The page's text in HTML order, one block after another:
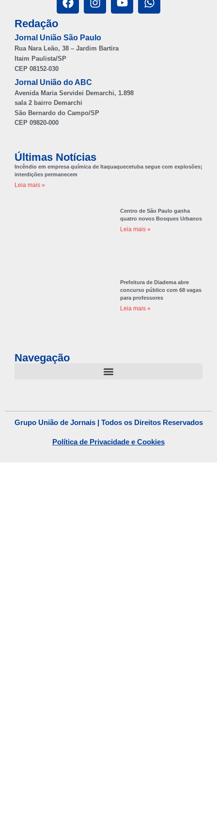
Redação
Jornal União São Paulo
Rua Nara Leão, 38 – Jardim Bartira
Itaim Paulista/SP
CEP 08152-030
Jornal União do ABC
Avenida Maria Servidei Demarchi, 1.898
sala 2 bairro Demarchi
São Bernardo do Campo/SP
CEP 09820-000
Últimas Notícias
Incêndio em empresa química de Itaquaquecetuba segue com explosões;
interdições permanecem
Leia mais »
Centro de São Paulo ganha
quatro novos Bosques Urbanos
Leia mais »
Prefeitura de Diadema abre
concurso público com 68 vagas
para professores
Leia mais »
Navegação
Grupo União de Jornais | Todos os Direitos Reservados
Política de Privacidade e Cookies